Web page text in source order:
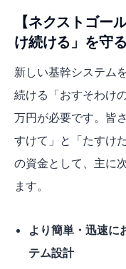
【ネクストゴ
け続ける」を守る
新しい基幹システム
続ける「おすそわけ
万円が必要です。皆
すけて」と「たすけ
の資金として、主に
ます。
より簡単・迅速に
テム設計